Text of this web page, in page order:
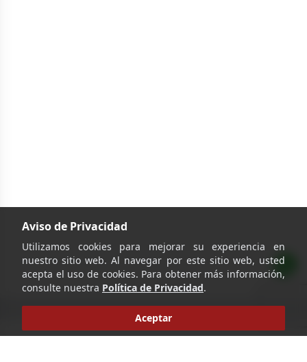
Aviso de Privacidad
Utilizamos cookies para mejorar su experiencia en
nuestro sitio web. Al navegar por este sitio web, usted
acepta el uso de cookies. Para obtener más información,
consulte nuestra Política de Privacidad.
Aceptar